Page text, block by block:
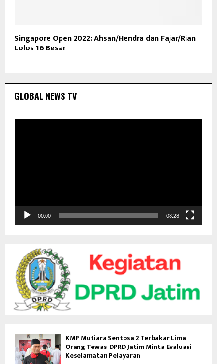
Singapore Open 2022: Ahsan/Hendra dan Fajar/Rian
Lolos 16 Besar
GLOBAL NEWS TV
i
e
00:00 08:28
KMP Mutiara Sentosa 2 Terbakar Lima
Orang Tewas, DPRD Jatim Minta Evaluasi
Keselamatan Pelayaran